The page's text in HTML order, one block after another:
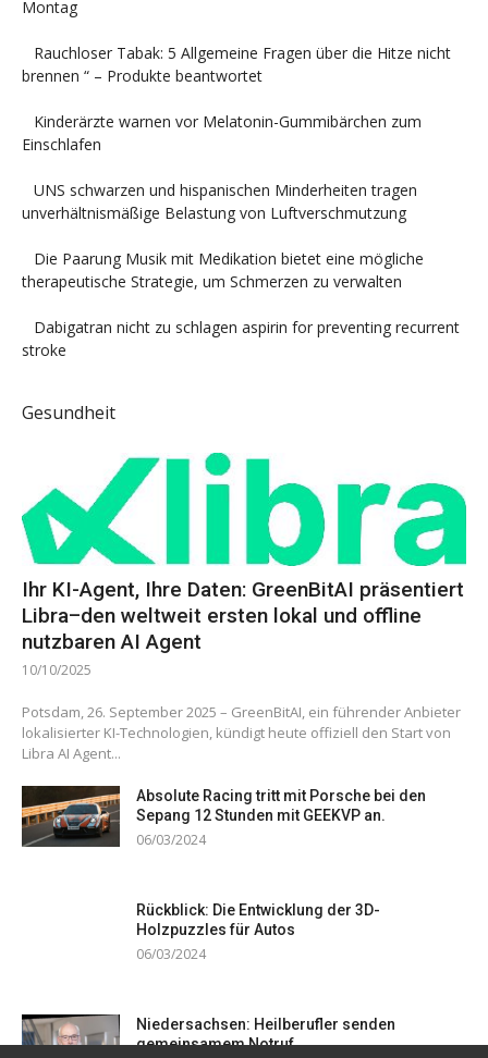
Montag
Rauchloser Tabak: 5 Allgemeine Fragen über die Hitze nicht
brennen “ – Produkte beantwortet
Kinderärzte warnen vor Melatonin-Gummibärchen zum
Einschlafen
UNS schwarzen und hispanischen Minderheiten tragen
unverhältnismäßige Belastung von Luftverschmutzung
Die Paarung Musik mit Medikation bietet eine mögliche
therapeutische Strategie, um Schmerzen zu verwalten
Dabigatran nicht zu schlagen aspirin for preventing recurrent
stroke
Gesundheit
Ihr KI-Agent, Ihre Daten: GreenBitAI präsentiert
Libra–den weltweit ersten lokal und offline
nutzbaren AI Agent
10/10/2025
Potsdam, 26. September 2025 – GreenBitAI, ein führender Anbieter
lokalisierter KI-Technologien, kündigt heute offiziell den Start von
Libra AI Agent...
Absolute Racing tritt mit Porsche bei den
Sepang 12 Stunden mit GEEKVP an.
06/03/2024
Rückblick: Die Entwicklung der 3D-
Holzpuzzles für Autos
06/03/2024
Niedersachsen: Heilberufler senden
gemeinsamem Notruf